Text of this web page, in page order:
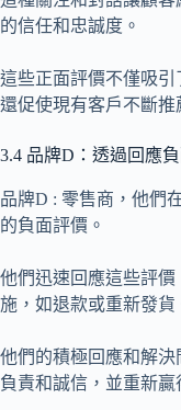
的信任和忠誠度。
這些正面評價不僅吸引
還促使現有客戶不斷推
3.4 品牌D：透過回應
品牌D : 零售商，他們
的負面評價。
他們迅速回應這些評
施，如退款或重新發貨
他們的積極回應和解
負責和誠信，並重新贏